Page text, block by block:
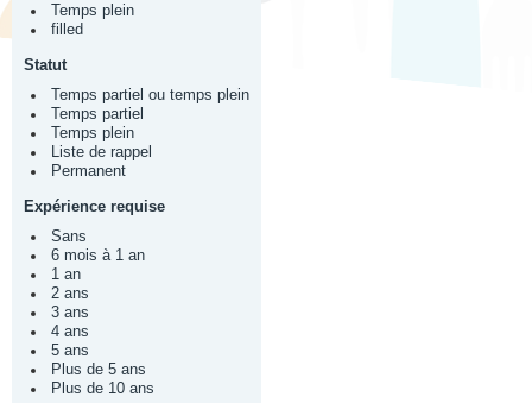
Temps plein
filled
Statut
Temps partiel ou temps plein
Temps partiel
Temps plein
Liste de rappel
Permanent
Expérience requise
Sans
6 mois à 1 an
1 an
2 ans
3 ans
4 ans
5 ans
Plus de 5 ans
Plus de 10 ans